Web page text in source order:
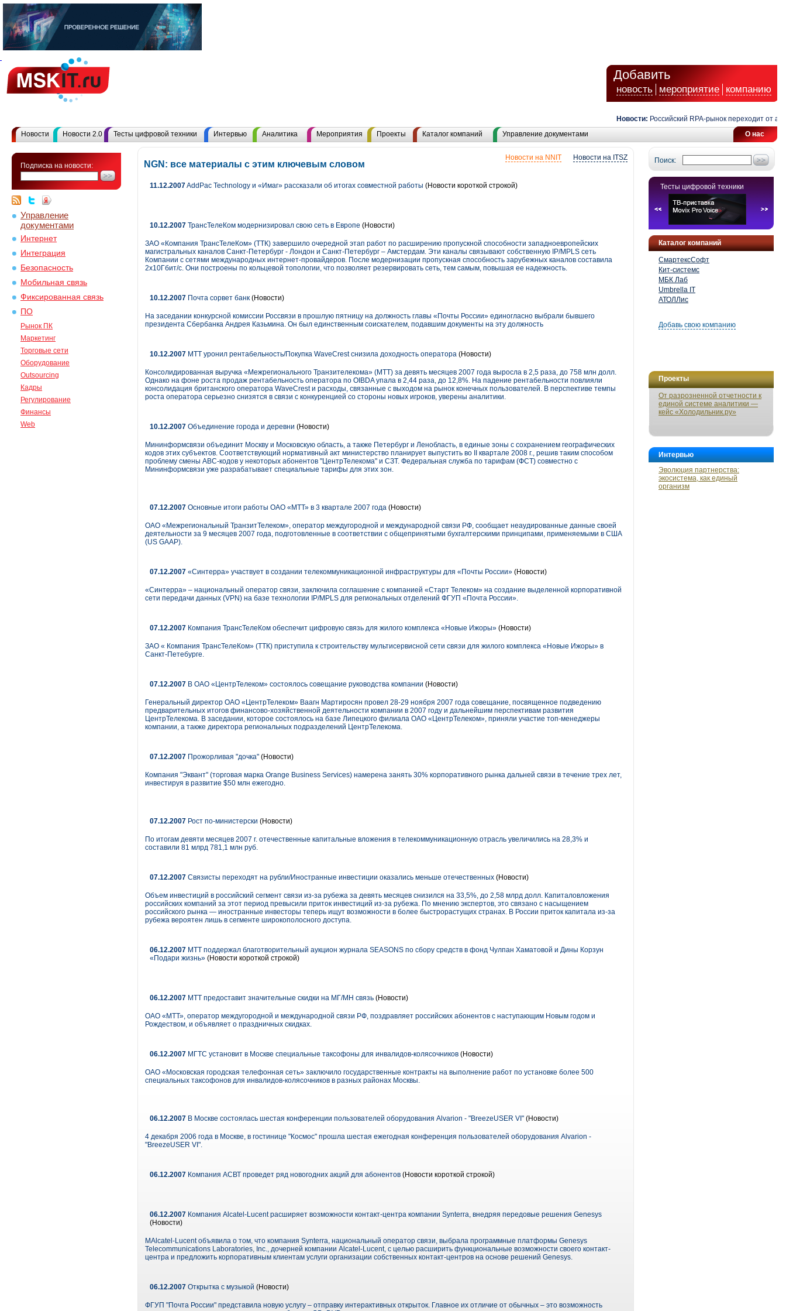
Добавить
новость мероприятие компанию
Новости: Российский RPA-рынок переходит от
О нас
Новости Новости 2.0 Тесты цифровой техники Интервью Аналитика Мероприятия Проекты Каталог компаний Управление документами
Подписка на новости:
Управление
документами
Интернет
Интеграция
Безопасность
Мобильная связь
Фиксированная связь
ПО
Рынок ПК
Маркетинг
Торговые сети
Оборудование
Outsourcing
Кадры
Регулирование
Финансы
Web
Поиск:
Тесты цифровой техники
Каталог компаний
СмартексСофт
Кит-системс
МБК Лаб
Umbrella IT
АТОЛЛис
Добавь свою компанию
Проекты
От разрозненной отчетности к
единой системе аналитики —
кейс «Холодильник.ру»
Интервью
Эволюция партнерства:
экосистема, как единый
организм
Новости на ITSZ
Новости на NNIT
NGN: все материалы с этим ключевым словом
11.12.2007AddPac Technology и «Имаг» рассказали об итогах совместной работы (Новости короткой строкой)
10.12.2007 ТрансТелеКом модернизировал свою сеть в Европе (Новости)
ЗАО «Компания ТрансТелеКом» (ТТК) завершило очередной этап работ по расширению пропускной способности западноевропейских
магистральных каналов Санкт-Петербург - Лондон и Санкт-Петербург – Амстердам. Эти каналы связывают собственную IP/MPLS сеть
Компании с сетями международных интернет-провайдеров. После модернизации пропускная способность зарубежных каналов составила
2х10Гбит/с. Они построены по кольцевой топологии, что позволяет резервировать сеть, тем самым, повышая ее надежность.
10.12.2007 Почта сорвет банк (Новости)
На заседании конкурсной комиссии Россвязи в прошлую пятницу на должность главы «Почты России» единогласно выбрали бывшего
президента Сбербанка Андрея Казьмина. Он был единственным соискателем, подавшим документы на эту должность
10.12.2007 МТТ уронил рентабельность/Покупка WaveCrest снизила доходность оператора (Новости)
Консолидированная выручка «Межрегионального Транзителекома» (МТТ) за девять месяцев 2007 года выросла в 2,5 раза, до 758 млн долл.
Однако на фоне роста продаж рентабельность оператора по OIBDA упала в 2,44 раза, до 12,8%. На падение рентабельности повлияли
консолидация британского оператора WaveCrest и расходы, связанные с выходом на рынок конечных пользователей. В перспективе темпы
роста оператора серьезно снизятся в связи с конкуренцией со стороны новых игроков, уверены аналитики.
10.12.2007 Объединение города и деревни (Новости)
Мининформсвязи объединит Москву и Московскую область, а также Петербург и Ленобласть, в единые зоны с сохранением географических
кодов этих субъектов. Соответствующий нормативный акт министерство планирует выпустить во II квартале 2008 г., решив таким способом
проблему смены ABC-кодов у некоторых абонентов "ЦентрТелекома" и СЗТ. Федеральная служба по тарифам (ФСТ) совместно с
Мининформсвязи уже разрабатывает специальные тарифы для этих зон.
07.12.2007 Основные итоги работы ОАО «МТТ» в 3 квартале 2007 года (Новости)
ОАО «Межрегиональный ТранзитТелеком», оператор междугородной и международной связи РФ, сообщает неаудированные данные своей
деятельности за 9 месяцев 2007 года, подготовленные в соответствии с общепринятыми бухгалтерскими принципами, применяемыми в США
(US GAAP).
07.12.2007 «Синтерра» участвует в создании телекоммуникационной инфраструктуры для «Почты России» (Новости)
«Синтерра» – национальный оператор связи, заключила соглашение с компанией «Старт Телеком» на создание выделенной корпоративной
сети передачи данных (VPN) на базе технологии IP/MPLS для региональных отделений ФГУП «Почта России».
07.12.2007 Компания ТрансТелеКом обеспечит цифровую связь для жилого комплекса «Новые Ижоры» (Новости)
ЗАО « Компания ТрансТелеКом» (ТТК) приступила к строительству мультисервисной сети связи для жилого комплекса «Новые Ижоры» в
Санкт-Петебурге.
07.12.2007 В ОАО «ЦентрТелеком» состоялось совещание руководства компании (Новости)
Генеральный директор ОАО «ЦентрТелеком» Ваагн Мартиросян провел 28-29 ноября 2007 года совещание, посвященное подведению
предварительных итогов финансово-хозяйственной деятельности компании в 2007 году и дальнейшим перспективам развития
ЦентрТелекома. В заседании, которое состоялось на базе Липецкого филиала ОАО «ЦентрТелеком», приняли участие топ-менеджеры
компании, а также директора региональных подразделений ЦентрТелекома.
07.12.2007 Прожорливая "дочка" (Новости)
Компания "Эквант" (торговая марка Orange Business Services) намерена занять 30% корпоративного рынка дальней связи в течение трех лет,
инвестируя в развитие $50 млн ежегодно.
07.12.2007 Рост по-министерски (Новости)
По итогам девяти месяцев 2007 г. отечественные капитальные вложения в телекоммуникационную отрасль увеличились на 28,3% и
составили 81 млрд 781,1 млн руб.
07.12.2007 Связисты переходят на рубли/Иностранные инвестиции оказались меньше отечественных (Новости)
Объем инвестиций в российский сегмент связи из-за рубежа за девять месяцев снизился на 33,5%, до 2,58 млрд долл. Капиталовложения
российских компаний за этот период превысили приток инвестиций из-за рубежа. По мнению экспертов, это связано с насыщением
российского рынка — иностранные инвесторы теперь ищут возможности в более быстрорастущих странах. В России приток капитала из-за
рубежа вероятен лишь в сегменте широкополосного доступа.
06.12.2007 МТТ поддержал благотворительный аукцион журнала SEASONS по сбору средств в фонд Чулпан Хаматовой и Дины Корзун
«Подари жизнь» (Новости короткой строкой)
06.12.2007 МТТ предоставит значительные скидки на МГ/МН связь (Новости)
ОАО «МТТ», оператор междугородной и международной связи РФ, поздравляет российских абонентов с наступающим Новым годом и
Рождеством, и объявляет о праздничных скидках.
06.12.2007 МГТС установит в Москве специальные таксофоны для инвалидов-колясочников (Новости)
ОАО «Московская городская телефонная сеть» заключило государственные контракты на выполнение работ по установке более 500
специальных таксофонов для инвалидов-колясочников в разных районах Москвы.
06.12.2007 В Москве состоялась шестая конференции пользователей оборудования Alvarion - "BreezeUSER VI" (Новости)
4 декабря 2006 года в Москве, в гостинице "Космос" прошла шестая ежегодная конференция пользователей оборудования Alvarion -
"BreezeUSER VI".
06.12.2007 Компания АСВТ проведет ряд новогодних акций для абонентов (Новости короткой строкой)
06.12.2007 Компания Alcatel-Lucent расширяет возможности контакт-центра компании Synterra, внедряя передовые решения Genesys
(Новости)
МAlcatel-Lucent объявила о том, что компания Synterra, национальный оператор связи, выбрала программные платформы Genesys
Telecommunications Laboratories, Inc., дочерней компании Alcatel-Lucent, с целью расширить функциональные возможности своего контакт-
центра и предложить корпоративным клиентам услуги организации собственных контакт-центров на основе решений Genesys.
06.12.2007 Открытка с музыкой (Новости)
ФГУП "Почта России" представила новую услугу – отправку интерактивных открыток. Главное их отличие от обычных – это возможность